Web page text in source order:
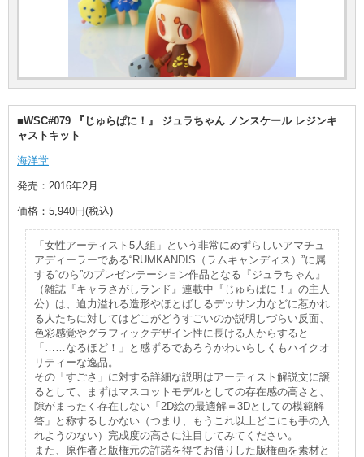
■WSC#079 『じゅらぱに！』 ジュラちゃん ノンスケール レジンキ
ャストキット
海洋堂
発売：2016年2月
価格：5,940円(税込)
「女性アーティスト5人組」という非常にめずらしいアマチュ
アディーラーである“RUMKANDIS（ラムキャンディス）”に属
する“のら”のプレゼンテーション作品となる『ジュラちゃん』
（雑誌『キャラさがしランド』連載中『じゅらぱに！』の主人
公）は、迫力溢れる造形やほとばしるデッサン力などに惹かれ
る人たちに対してはどこがどうすごいのか説明しづらい反面、
色彩感覚やグラフィックデザイン性に長ける人からすると
「……なるほど！」と感ずるであろうかわいらしくもハイクオ
リティーな逸品。
その「すごさ」に対する詳細な説明はアーティスト解説文に譲
るとして、まずはマスコットモデルとしての存在感の高さと、
隙がまったく存在しない「2D絵の最適解＝3Dとしての模範解
答」と称するしかない（つまり、もうこれ以上どこにも手の入
れようのない）完成度の高さに注目してみてください。
また、原作者と版権元の許諾を得てお借りした版権画を素材と